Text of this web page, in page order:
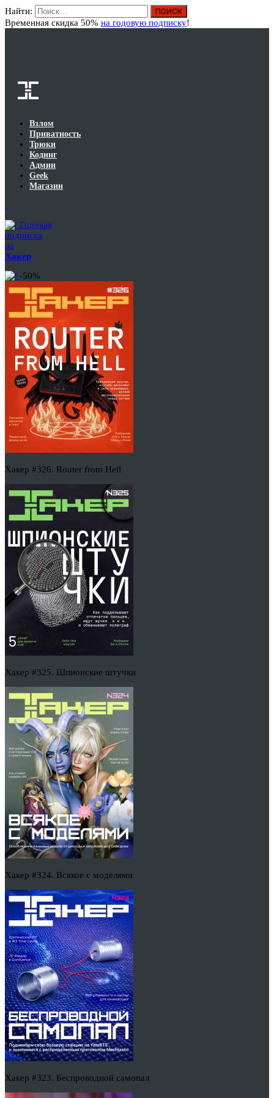
Найти:
Временная скидка 50% на годовую подписку!
Взлом
Приватность
Трюки
Кодинг
Админ
Geek
Магазин
Годовая
подписка
на
Хакер
-50%
Хакер #326. Router from Hell
Хакер #325. Шпионские штучки
Хакер #324. Всякое с моделями
Хакер #323. Беспроводной самопал